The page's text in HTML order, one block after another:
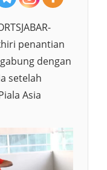
penantian
dengan
setelah
Asia